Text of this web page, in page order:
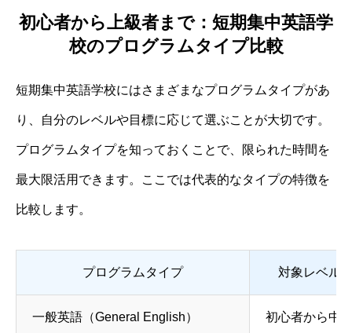
初心者から上級者まで：短期集中英語学
校のプログラムタイプ比較
短期集中英語学校にはさまざまなプログラムタイプがあ
り、自分のレベルや目標に応じて選ぶことが大切です。
プログラムタイプを知っておくことで、限られた時間を
最大限活用できます。ここでは代表的なタイプの特徴を
比較します。
プログラムタイプ 対象レベル
一般英語（General English） 初心者から中